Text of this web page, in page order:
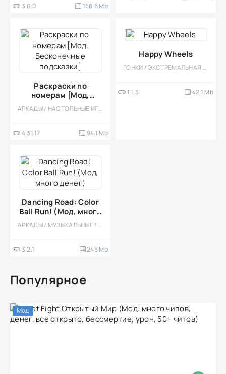
3.0.0 156.6 Mb
Раскраски по
номерам [Мод,
Бесконечные
подсказки]
АРКАДЫ / НАСТОЛЬНЫЕ ИГРЫ / КАЗУАЛЬНЫЕ / ОДНОПОЛЬЗОВАТЕЛЬСКИЕ / СТИЛИЗАЦИЯ / ОФЛАЙН / МАЛЕНЬКАЯ / МОД
4.31.17 94.1 Mb
Happy Wheels
ГОНКИ / ЭКСТРЕМАЛЬНАЯ ЕЗДА / КАЗУАЛЬНЫЕ / ОДНОПОЛЬЗОВАТЕЛЬСКИЕ / СТИЛИЗАЦИЯ / ОФЛАЙН / МОД / ВЕСЁЛАЯ / МАЛЕНЬКАЯ
1.1.3 42.1 Mb
Dancing Road: Color
Ball Run! (Мод, много
денег)
АРКАДЫ / МУЗЫКАЛЬНЫЕ / ОФЛАЙН / АБСТРАКЦИЯ / ОДНОПОЛЬЗОВАТЕЛЬСКИЕ
3.2.1 245 Mb
Популярное
Мод